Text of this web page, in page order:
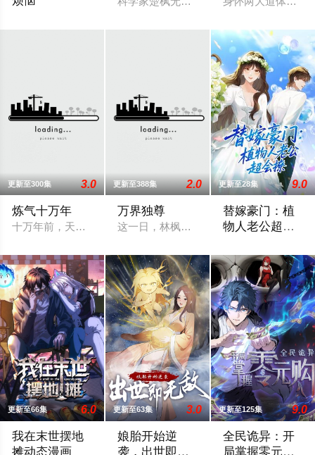
更新至300集 3.0
炼气十万年
十万年前，天岚宗叱咤修真界，宗内弟子皆是天骄，所向披靡
更新至388集 2.0
万界独尊
这一日，林枫正在林府凝聚武魂，不想，
更新至28集 9.0
替嫁豪门：植
物人老公超会
更新至66集 6.0
我在末世摆地
摊动态漫画
更新至63集 3.0
娘胎开始逆
袭，出世即无
更新至125集 9.0
全民诡异：开
局掌握零元购